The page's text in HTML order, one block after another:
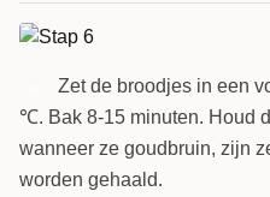
Zet de broodjes in een
℃. Bak 8-15 minuten. Houd
wanneer ze goudbruin, zijn
worden gehaald.